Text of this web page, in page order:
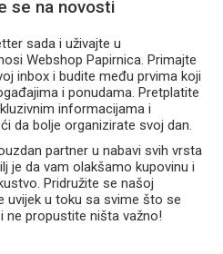
se na novosti
sada i uživajte u
Webshop Papirnica. Primajte
inbox i budite među prvima koji
i ponudama. Pretplatite
informacijama i
da bolje organizirate svoj dan.
partner u nabavi svih vrsta
je da vam olakšamo kupovinu i
Pridružite se našoj
uvijek u toku sa svime što se
ne propustite ništa važno!